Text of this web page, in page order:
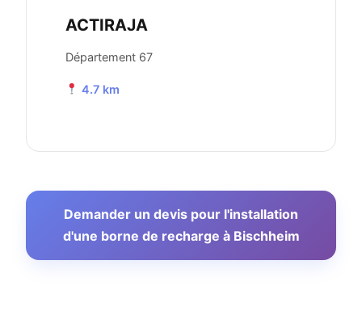
ACTIRAJA
Département 67
4.7 km
Demander un devis pour l'installation
d'une borne de recharge à Bischheim